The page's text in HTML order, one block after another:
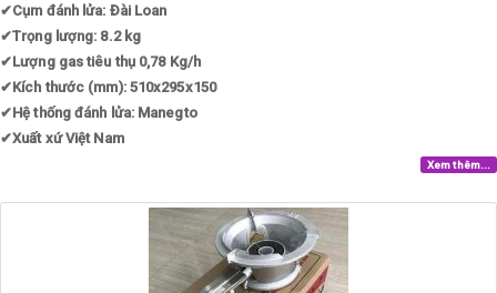
✔Cụm đánh lửa: Đài Loan
✔Trọng lượng: 8.2 kg
✔Lượng gas tiêu thụ 0,78 Kg/h
✔Kích thước (mm): 510x295x150
✔Hệ thống đánh lửa: Manegto
✔Xuất xứ Việt Nam
Xem thêm...